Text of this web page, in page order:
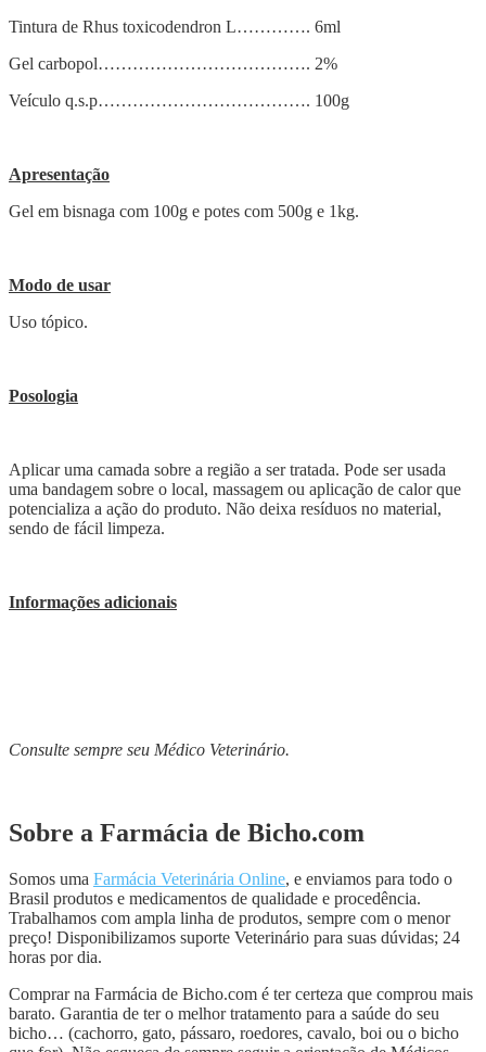
Tintura de Rhus toxicodendron L…………. 6ml
Gel carbopol………………………………. 2%
Veículo q.s.p………………………………. 100g
Apresentação
Gel em bisnaga com 100g e potes com 500g e 1kg.
Modo de usar
Uso tópico.
Posologia
Aplicar uma camada sobre a região a ser tratada. Pode ser usada
uma bandagem sobre o local, massagem ou aplicação de calor que
potencializa a ação do produto. Não deixa resíduos no material,
sendo de fácil limpeza.
Informações adicionais
Consulte sempre seu Médico Veterinário.
Sobre a Farmácia de Bicho.com
Somos uma Farmácia Veterinária Online, e enviamos para todo o
Brasil produtos e medicamentos de qualidade e procedência.
Trabalhamos com ampla linha de produtos, sempre com o menor
preço! Disponibilizamos suporte Veterinário para suas dúvidas; 24
horas por dia.
Comprar na Farmácia de Bicho.com é ter certeza que comprou mais
barato. Garantia de ter o melhor tratamento para a saúde do seu
bicho… (cachorro, gato, pássaro, roedores, cavalo, boi ou o bicho